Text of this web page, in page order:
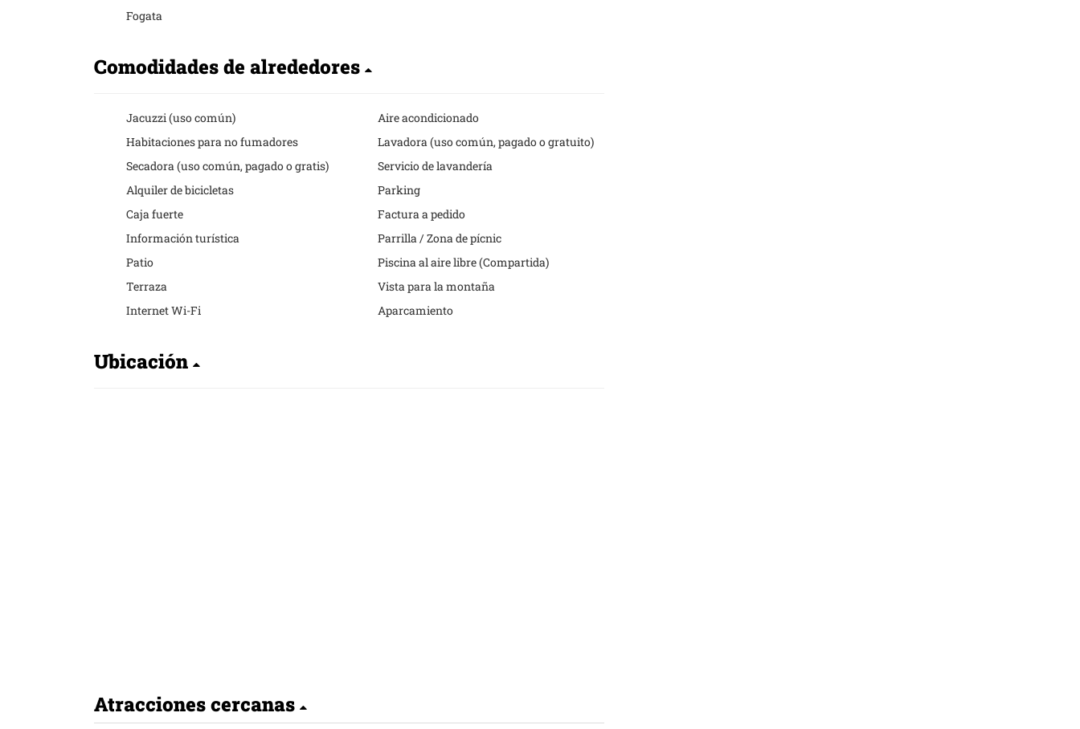
Fogata
Comodidades de alrededores
Jacuzzi (uso común)
Aire acondicionado
Habitaciones para no fumadores
Lavadora (uso común, pagado o gratuito)
Secadora (uso común, pagado o gratis)
Servicio de lavandería
Alquiler de bicicletas
Parking
Caja fuerte
Factura a pedido
Información turística
Parrilla / Zona de pícnic
Patio
Piscina al aire libre (Compartida)
Terraza
Vista para la montaña
Internet Wi-Fi
Aparcamiento
Ubicación
Atracciones cercanas